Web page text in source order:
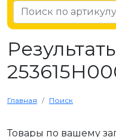
Главная Поиск
Товары по вашему